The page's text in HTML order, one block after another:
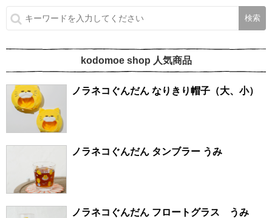
kodomoe shop 人気商品
ノラネコぐんだん なりきり帽子（大、小）
ノラネコぐんだん タンブラー うみ
ノラネコぐんだん フロートグラス うみ